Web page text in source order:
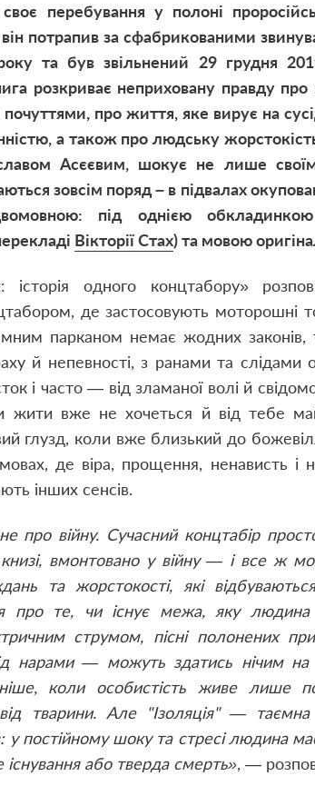
своє перебування у полоні
потрапив за сфабрикованими
та був звільнений 29 грудня
розкриває неприховану правду
про життя, яке вирує на
а також про людську
Асєєвим, шокує не лише своїм
зовсім поряд – в підвалах
під однією
Вікторії Стах) та мовою
історія одного концтабору»
де застосовують моторошні
парканом немає жодних
й непевності, з ранами та слідами
і часто — від зламаної волі й
вже не хочеться й від тебе
глузд, коли вже близький до
де віра, прощення, ненависть і
інших сенсів.
війну. Сучасний концтабір
вмонтовано у війну — і все ж
та жорстокості, які
про те, чи існує межа, яку людина
струмом, пісні полонених
нарами — можуть здатись нічим на
коли особистість живе лише
від тварини. Але "Ізоляція" —
у постійному шоку та стресі людина
або тверда смерть», —